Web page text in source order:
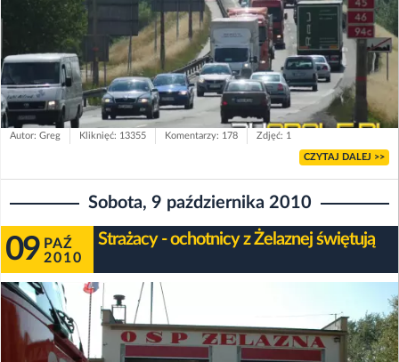
Autor: Greg Kliknięć: 13355 Komentarzy: 178 Zdjęć: 1
CZYTAJ DALEJ >>
Sobota, 9 października 2010
09 PAŹ
2010
Strażacy - ochotnicy z Żelaznej świętują